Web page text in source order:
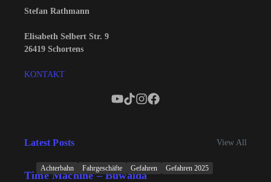
Stefan Rathmann
Elisabeth Selbert Str. 9
26419 Schortens
KONTAKT
Latest Posts View All
Achterbahn Fahrgeschäfte Gefahren Gefahren 2025
Time Machine – Buwalda